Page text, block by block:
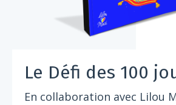
Le Défi des 100
En collaboration avec Lilou